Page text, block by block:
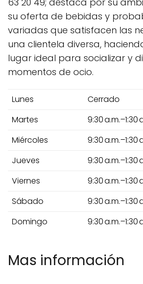
su oferta de bebidas y
variadas que satisfacen las
una clientela diversa,
lugar ideal para socializar y
momentos de ocio.
Lunes
Cerrado
Martes
9:30 a.m.–1:30
Miércoles
9:30 a.m.–1:30
Jueves
9:30 a.m.–1:30
Viernes
9:30 a.m.–1:30
Sábado
9:30 a.m.–1:30
Domingo
9:30 a.m.–1:30
Mas información